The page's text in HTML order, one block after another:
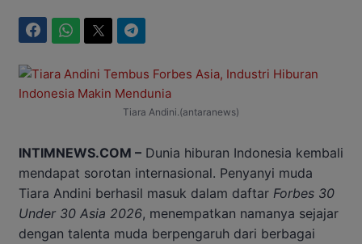
Tiara Andini.(antaranews)
INTIMNEWS.COM – Dunia hiburan Indonesia kembali
mendapat sorotan internasional. Penyanyi muda
Tiara Andini berhasil masuk dalam daftar Forbes 30
Under 30 Asia 2026, menempatkan namanya sejajar
dengan talenta muda berpengaruh dari berbagai